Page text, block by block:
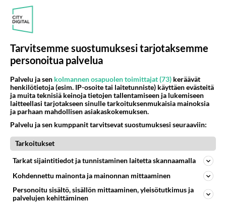
Liikaa ääntä
Autoista lähtee pörinää, mutta se muu meteli vielä
24.06.2026 16:14
ORIVESI Vastattu 2kk
Hankkijan asiakaspalvelu on todella huonoa.
Kävin kaverini kanssa tiistaina 09.05. aamupäivällä
kyseisessä liikkeessä tarkoituksenani ostaa Jonseredin
raivaussaha. ...
10.05.2017 19:14 82 7163
ORIVESI Vastattu 2kk
Tarvitsemme suostumuksesi tarjotaksemme
personoitua palvelua
Palvelu ja sen kolmannen osapuolen toimittajat (73) keräävät
henkilötietoja (esim. IP-osoite tai laitetunniste) käyttäen evästeitä
ja muita teknisiä keinoja tietojen tallentamiseen ja lukemiseen
laitteellasi tarjotakseen sinulle tarkoituksenmukaisia mainoksia
ja parhaan mahdollisen asiakaskokemuksen.
Palvelu ja sen kumppanit tarvitsevat suostumuksesi seuraaviin:
Tarkoitukset
Tarkat sijaintitiedot ja tunnistaminen laitetta skannaamalla
Kohdennettu mainonta ja mainonnan mittaaminen
Personoitu sisältö, sisällön mittaaminen, yleisötutkimus ja
palvelujen kehittäminen